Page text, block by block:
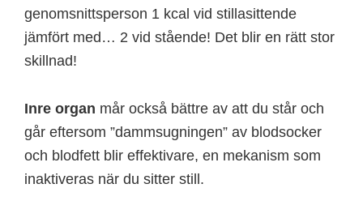
genomsnittsperson 1 kcal vid stillasittende
jämfört med… 2 vid stående! Det blir en rätt stor
skillnad!
Inre organ mår också bättre av att du står och
går eftersom ”dammsugningen” av blodsocker
och blodfett blir effektivare, en mekanism som
inaktiveras när du sitter still.